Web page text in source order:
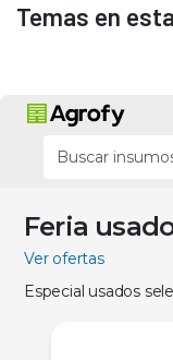
Temas en
Feria
Ver ofertas
Especial usados